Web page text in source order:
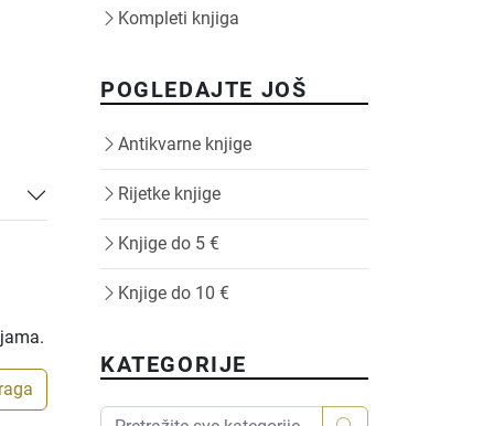
Kompleti knjiga
POGLEDAJTE JOŠ
Antikvarne knjige
Rijetke knjige
Knjige do 5 €
Knjige do 10 €
KATEGORIJE